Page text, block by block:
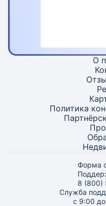
О
Политика
Форма
8 (800)
Служба
с 9:00